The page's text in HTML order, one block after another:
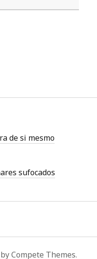
de si mesmo
sufocados
by Compete Themes.